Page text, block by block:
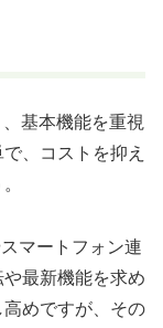
基本機能を重視
、コストを抑え
マートフォン連
最新機能を求め
めですが、その